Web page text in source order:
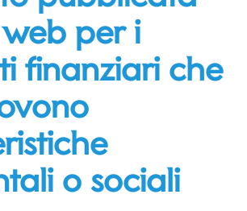
per i
finanziari che
o sociali